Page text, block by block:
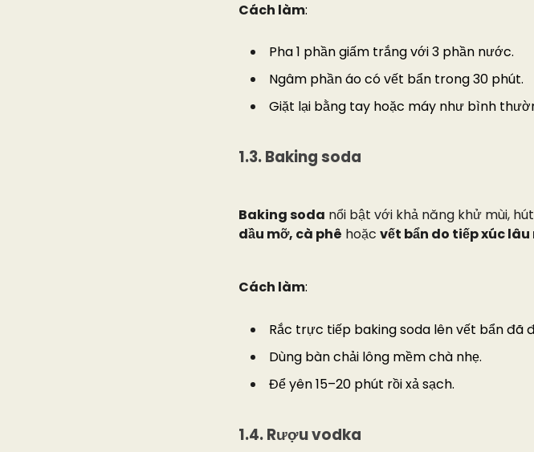
Cách làm:
Pha 1 phần giấm trắng với 3 phần nước.
Ngâm phần áo có vết bẩn trong 30 phút.
Giặt lại bằng tay hoặc máy như bình
1.3. Baking soda
Baking soda nổi bật với khả năng khử mùi,
dầu mỡ, cà phê hoặc vết bẩn do tiếp xúc
Cách làm:
Rắc trực tiếp baking soda lên vết bẩn đã
Dùng bàn chải lông mềm chà nhẹ.
Để yên 15–20 phút rồi xả sạch.
1.4. Rượu vodka